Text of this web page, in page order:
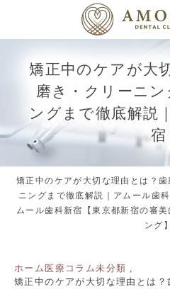
矯正中のケアが大
磨き・クリーニ
ングまで徹底解説
宿
矯正中のケアが大切な理由とは？
ニングまで徹底解説｜アムール歯
ムール歯科新宿【東京都新宿の審
ング】
ホーム 医療コラム未分類
矯正中のケアが大切な理由とは